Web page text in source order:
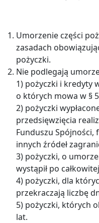
Umorzenie części
zasadach
pożyczki.
Nie podlegają
1) pożyczki i kredyty
o których mowa w §
2) pożyczki
przedsięwzięcia
Funduszu
innych źródeł
3) pożyczki, o
wystąpił po
4) pożyczki, dla
przekraczają liczbę
5) pożyczki, których
lat.